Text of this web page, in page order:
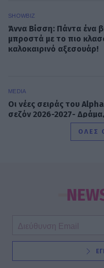
SHOWBIZ
Άννα Βίσση: Πάντα ένα
μπροστά με το πιο
καλοκαιρινό αξεσουάρ!
MEDIA
Οι νέες σειράς του
σεζόν 2026-2027- Δράμα,
δεν θα φορέσω ποτέ
MEDIA
Το παιδί επιστρέφει!
ΟΛΕΣ